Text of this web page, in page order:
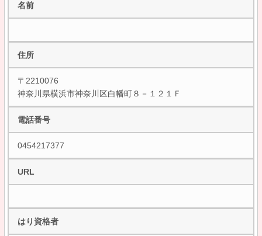
名前
住所
〒2210076
神奈川県横浜市神奈川区白幡町８－１２１Ｆ
電話番号
0454217377
URL
はり資格者